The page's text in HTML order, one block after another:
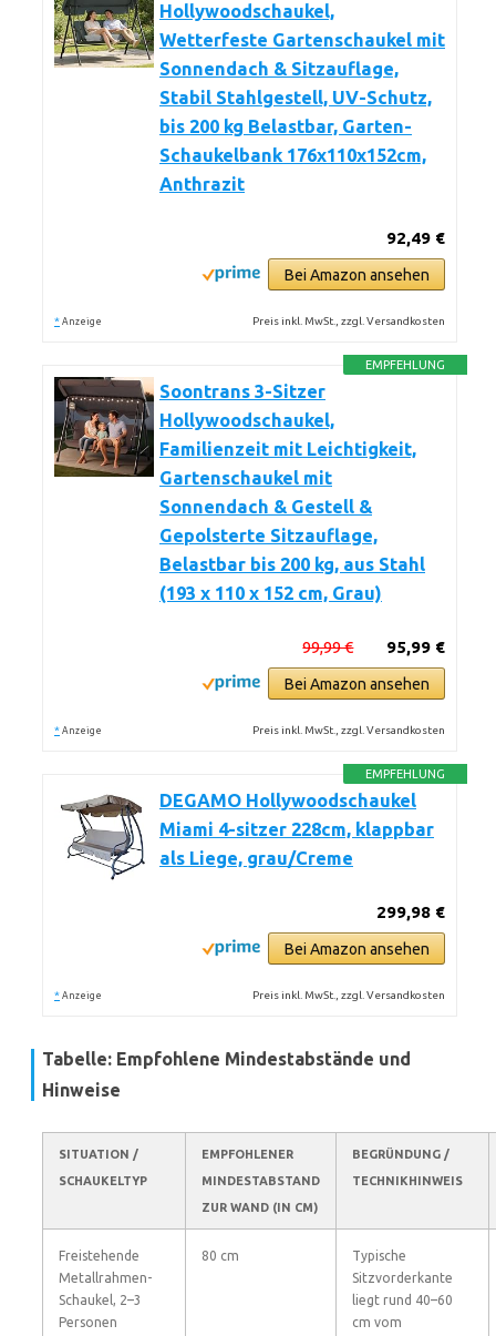
Hollywoodschaukel,
Wetterfeste Gartenschaukel mit
Sonnendach & Sitzauflage,
Stabil Stahlgestell, UV-Schutz,
bis 200 kg Belastbar, Garten-
Schaukelbank 176x110x152cm,
Anthrazit
92,49 €
Bei Amazon ansehen
* Anzeige Preis inkl. MwSt., zzgl. Versandkosten
EMPFEHLUNG
Soontrans 3-Sitzer
Hollywoodschaukel,
Familienzeit mit Leichtigkeit,
Gartenschaukel mit
Sonnendach & Gestell &
Gepolsterte Sitzauflage,
Belastbar bis 200 kg, aus Stahl
(193 x 110 x 152 cm, Grau)
95,99 €
99,99 €
Bei Amazon ansehen
* Anzeige Preis inkl. MwSt., zzgl. Versandkosten
EMPFEHLUNG
DEGAMO Hollywoodschaukel
Miami 4-sitzer 228cm, klappbar
als Liege, grau/Creme
299,98 €
Bei Amazon ansehen
* Anzeige Preis inkl. MwSt., zzgl. Versandkosten
Tabelle: Empfohlene Mindestabstände und
Hinweise
SITUATION /
SCHAUKELTYP
EMPFOHLENER
MINDESTABSTAND
ZUR WAND (IN CM)
BEGRÜNDUNG /
TECHNIKHINWEIS
Freistehende
Metallrahmen-
Schaukel, 2–3
Personen
80 cm
Typische
Sitzvorderkante
liegt rund 40–60
cm vom